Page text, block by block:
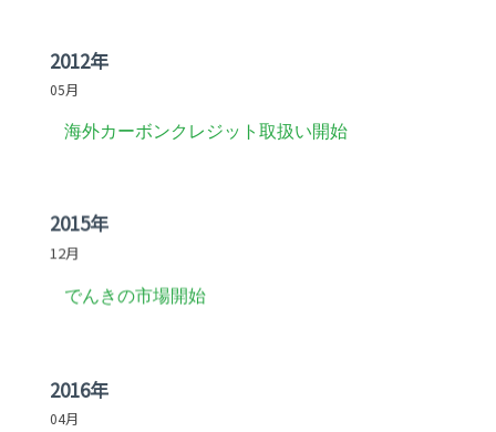
2012年
05月
海外カーボンクレジット取扱い開始
2015年
12月
でんきの市場開始
2016年
04月